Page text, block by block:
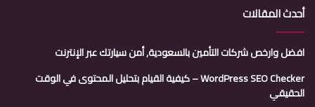
أحدث المقالات
افضل وارخص شركات التأمين بالسعودية, أمن سيارتك عبر الإنترنت
WordPress SEO Checker – كيفية القيام بتحليل المحتوى في الوقت
الحقيقي